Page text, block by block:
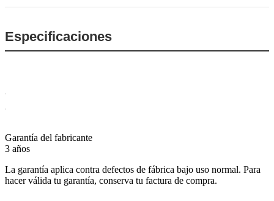
Especificaciones
Garantía del fabricante
3 años
La garantía aplica contra defectos de fábrica bajo uso normal. Para
hacer válida tu garantía, conserva tu factura de compra.